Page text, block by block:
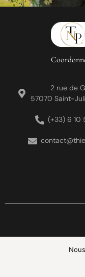
2 rue de
57070 Saint-
(+33) 6 10